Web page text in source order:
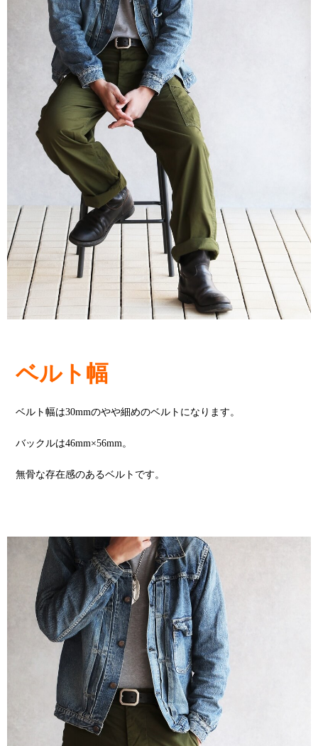
ベルト幅
ベルト幅は30mmのやや細めのベルトになります。
バックルは46mm×56mm。
無骨な存在感のあるベルトです。